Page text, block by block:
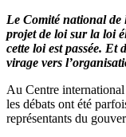
Le Comité national de
projet de loi sur la loi
cette loi est passée.
virage vers
Au Centre
les débats ont été
représentants du